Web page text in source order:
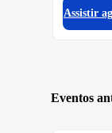
Assistir
Eventos